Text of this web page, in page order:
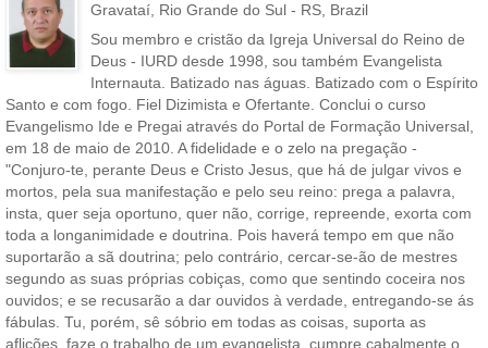
Gravataí, Rio Grande do Sul - RS, Brazil
Sou membro e cristão da Igreja Universal do Reino de
Deus - IURD desde 1998, sou também Evangelista
Internauta. Batizado nas águas. Batizado com o Espírito
Santo e com fogo. Fiel Dizimista e Ofertante. Conclui o curso
Evangelismo Ide e Pregai através do Portal de Formação Universal,
em 18 de maio de 2010. A fidelidade e o zelo na pregação -
"Conjuro-te, perante Deus e Cristo Jesus, que há de julgar vivos e
mortos, pela sua manifestação e pelo seu reino: prega a palavra,
insta, quer seja oportuno, quer não, corrige, repreende, exorta com
toda a longanimidade e doutrina. Pois haverá tempo em que não
suportarão a sã doutrina; pelo contrário, cercar-se-ão de mestres
segundo as suas próprias cobiças, como que sentindo coceira nos
ouvidos; e se recusarão a dar ouvidos à verdade, entregando-se ás
fábulas. Tu, porém, sê sóbrio em todas as coisas, suporta as
aflições, faze o trabalho de um evangelista, cumpre cabalmente o